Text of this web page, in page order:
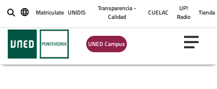
BuscarMatriculate UNIDIS
Transparencia -
Calidad
CUELAC
UP!
Radio
Tienda
UNED Campus